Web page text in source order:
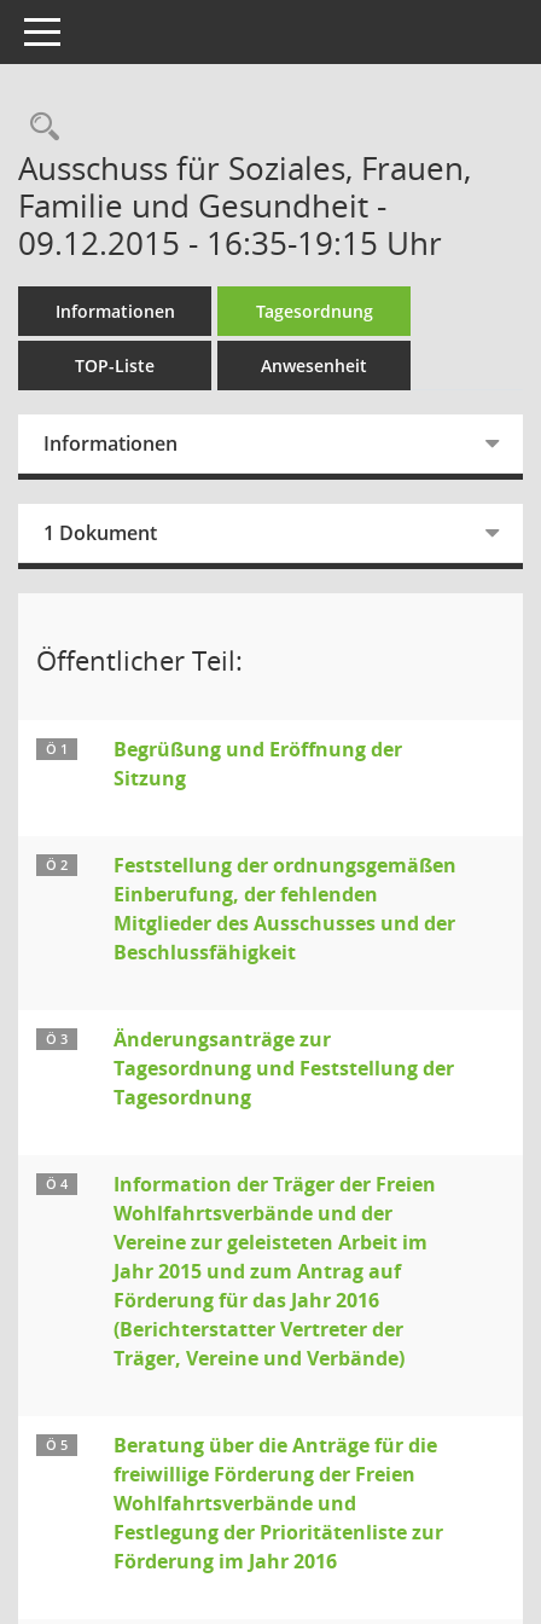
Toggle navigation
Rechercheauswahl
Ausschuss für Soziales, Frauen,
Familie und Gesundheit -
09.12.2015 - 16:35-19:15 Uhr
Informationen Tagesordnung
TOP-Liste Anwesenheit
Informationen
1 Dokument
Öffentlicher Teil:
Ö 1
Begrüßung und Eröffnung der
Sitzung
Ö 2
Feststellung der ordnungsgemäßen
Einberufung, der fehlenden
Mitglieder des Ausschusses und der
Beschlussfähigkeit
Ö 3
Änderungsanträge zur
Tagesordnung und Feststellung der
Tagesordnung
Ö 4
Information der Träger der Freien
Wohlfahrtsverbände und der
Vereine zur geleisteten Arbeit im
Jahr 2015 und zum Antrag auf
Förderung für das Jahr 2016
(Berichterstatter Vertreter der
Träger, Vereine und Verbände)
Ö 5
Beratung über die Anträge für die
freiwillige Förderung der Freien
Wohlfahrtsverbände und
Festlegung der Prioritätenliste zur
Förderung im Jahr 2016